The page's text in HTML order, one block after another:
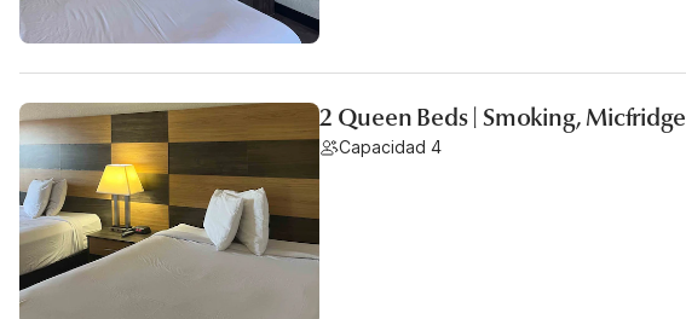
2 Queen Beds | Smoking, Micfridge
Capacidad 4